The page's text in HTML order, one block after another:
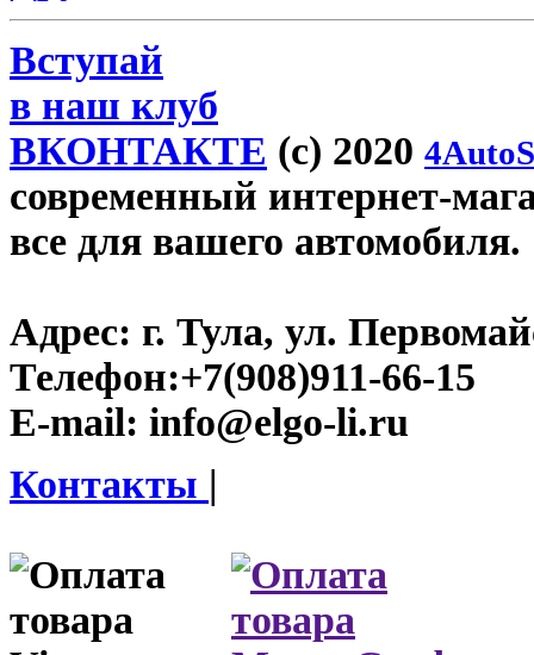
Вступай
в наш клуб
ВКОНТАКТЕ (c) 2020
современный интернет-
все для вашего автомобиля.
Адрес: г. Тула, ул.
Телефон:+7(908)911-66-15
E-mail: info@elgo-li.ru
Контакты |